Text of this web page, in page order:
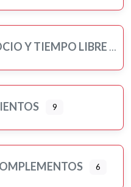
Y TIEMPO LIBRE
9
6